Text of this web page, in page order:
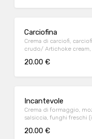
Carciofina
Crema di carciofi,
crudo/ Artichoke
20.00 €
Incantevole
Crema di formaggio,
salsiccia, funghi freschi
cooking)
20.00 €